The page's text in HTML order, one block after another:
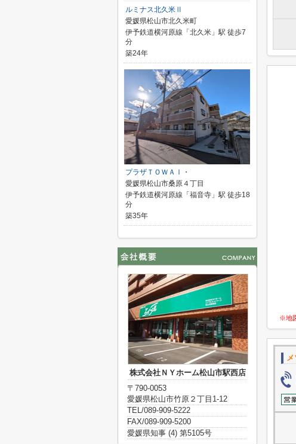
※地
ルミナス北久米Ⅱ
愛媛県松山市北久米町
伊予鉄道横河原線「北久米」駅 徒歩7
分
築24年
プラザＴＯＷＡⅠ・
愛媛県松山市桑原４丁目
伊予鉄道横河原線「福音寺」駅 徒歩18
分
築35年
株式会社ＮＹホーム松山市駅西店
〒790-0053
愛媛県松山市竹原２丁目1-12
TEL/089-909-5222
FAX/089-909-5200
愛媛県知事 (4) 第5105号